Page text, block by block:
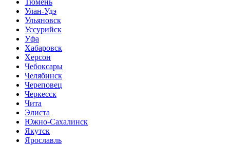
Улан-Удэ
Ульяновск
Уссурийск
Уфа
Хабаровск
Херсон
Чебоксары
Челябинск
Череповец
Черкесск
Чита
Элиста
Южно-Сахалинск
Якутск
Ярославль